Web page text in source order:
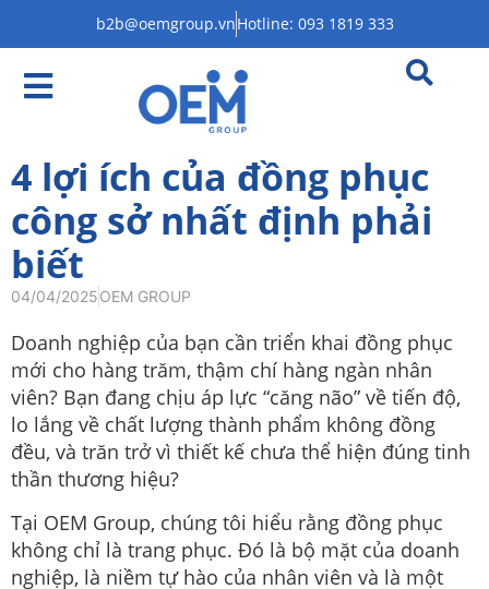
b2b@oemgroup.vnHotline: 093 1819 333
4 lợi ích của đồng phục
công sở nhất định phải
biết
04/04/2025OEM GROUP
Doanh nghiệp của bạn cần triển khai đồng phục
mới cho hàng trăm, thậm chí hàng ngàn nhân
viên? Bạn đang chịu áp lực “căng não” về tiến độ,
lo lắng về chất lượng thành phẩm không đồng
đều, và trăn trở vì thiết kế chưa thể hiện đúng tinh
thần thương hiệu?
Tại OEM Group, chúng tôi hiểu rằng đồng phục
không chỉ là trang phục. Đó là bộ mặt của doanh
nghiệp, là niềm tự hào của nhân viên và là một